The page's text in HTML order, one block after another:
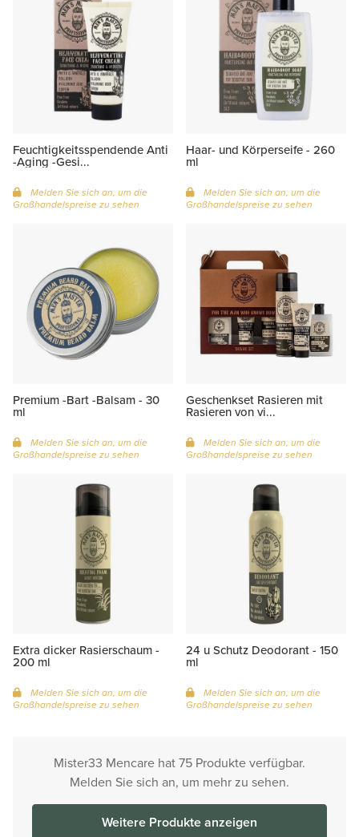
Feuchtigkeitsspendende Anti
-Aging -Gesi...
Melden Sie sich an, um die
Großhandelspreise zu sehen
Haar- und Körperseife - 260
ml
Melden Sie sich an, um die
Großhandelspreise zu sehen
Premium -Bart -Balsam - 30
ml
Melden Sie sich an, um die
Großhandelspreise zu sehen
Geschenkset Rasieren mit
Rasieren von vi...
Melden Sie sich an, um die
Großhandelspreise zu sehen
Extra dicker Rasierschaum -
200 ml
Melden Sie sich an, um die
Großhandelspreise zu sehen
24 u Schutz Deodorant - 150
ml
Melden Sie sich an, um die
Großhandelspreise zu sehen
Mister33 Mencare hat 75 Produkte verfügbar.
Melden Sie sich an, um mehr zu sehen.
Weitere Produkte anzeigen